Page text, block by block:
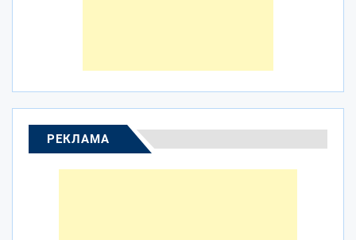
РЕКЛАМА